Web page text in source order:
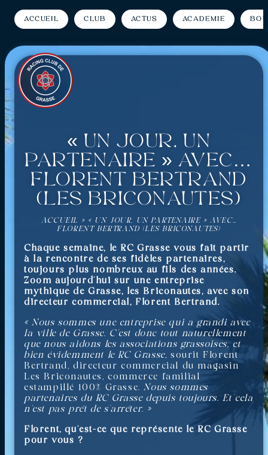
Accueil Club Actus Académie
« Un jour, un
partenaire » avec…
Florent Bertrand
(Les Briconautes)
ACCUEIL » « UN JOUR, UN PARTENAIRE » AVEC…
FLORENT BERTRAND (LES BRICONAUTES)
Chaque semaine, le RC Grasse vous fait partir
à la rencontre de ses fidèles partenaires,
toujours plus nombreux au fils des années.
Zoom aujourd’hui sur une entreprise
mythique de Grasse, les Briconautes, avec son
directeur commercial, Florent Bertrand.
« Nous sommes une entreprise qui a grandi avec
la ville de Grasse. C’est donc tout naturellement
que nous aidons les associations grassoises, et
bien évidemment le RC Grasse, sourit Florent
Bertrand, directeur commercial du magasin
Les Briconautes, commerce familial
estampillé 100% Grasse.Nous sommes
partenaires du RC Grasse depuis toujours. Et cela
n’est pas prêt de s’arrêter. »
Florent, qu’est-ce que représente le RC Grasse
pour vous ?